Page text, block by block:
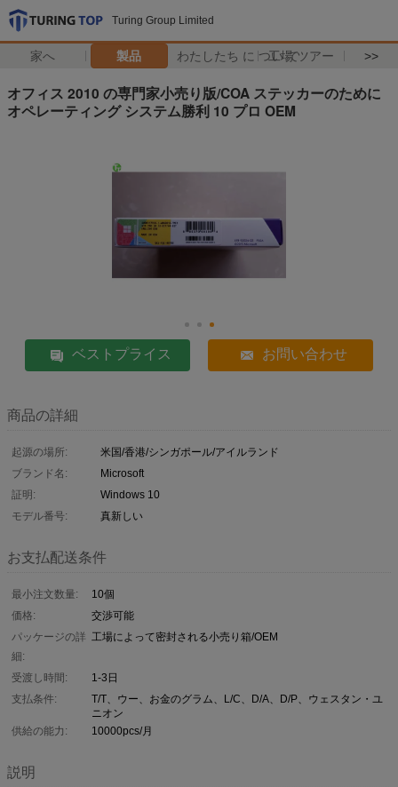
Turing Group Limited
家へ 製品 わたしたち に つい て工場 ツアー >>
オフィス 2010 の専門家小売り版/COA ステッカーのために
オペレーティング システム勝利 10 プロ OEM
ベストプライス お問い合わせ
商品の詳細
起源の場所:
米国/香港/シンガポール/アイルランド
ブランド名:
Microsoft
証明:
Windows 10
モデル番号:
真新しい
お支払配送条件
最小注文数量:
10個
価格:
交渉可能
パッケージの詳
細:
工場によって密封される小売り箱/OEM
受渡し時間:
1-3日
支払条件:
T/T、ウー、お金のグラム、L/C、D/A、D/P、ウェスタン・ユ
ニオン
供給の能力:
10000pcs/月
説明